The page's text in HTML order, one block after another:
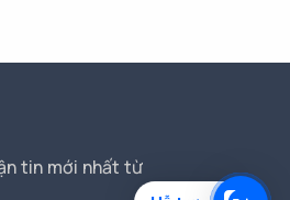
tin mới nhất từ